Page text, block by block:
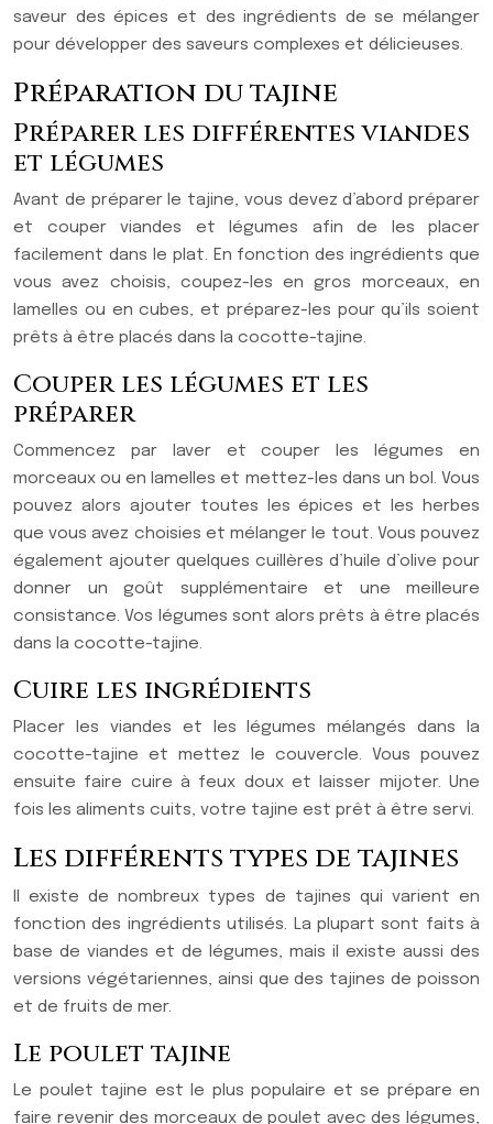
saveur des épices et des ingrédients de se mélanger
pour développer des saveurs complexes et délicieuses.
Préparation du tajine
Préparer les différentes viandes
et légumes
Avant de préparer le tajine, vous devez d’abord préparer
et couper viandes et légumes afin de les placer
facilement dans le plat. En fonction des ingrédients que
vous avez choisis, coupez-les en gros morceaux, en
lamelles ou en cubes, et préparez-les pour qu’ils soient
prêts à être placés dans la cocotte-tajine.
Couper les légumes et les
préparer
Commencez par laver et couper les légumes en
morceaux ou en lamelles et mettez-les dans un bol. Vous
pouvez alors ajouter toutes les épices et les herbes
que vous avez choisies et mélanger le tout. Vous pouvez
également ajouter quelques cuillères d’huile d’olive pour
donner un goût supplémentaire et une meilleure
consistance. Vos légumes sont alors prêts à être placés
dans la cocotte-tajine.
Cuire les ingrédients
Placer les viandes et les légumes mélangés dans la
cocotte-tajine et mettez le couvercle. Vous pouvez
ensuite faire cuire à feux doux et laisser mijoter. Une
fois les aliments cuits, votre tajine est prêt à être servi.
Les différents types de tajines
Il existe de nombreux types de tajines qui varient en
fonction des ingrédients utilisés. La plupart sont faits à
base de viandes et de légumes, mais il existe aussi des
versions végétariennes, ainsi que des tajines de poisson
et de fruits de mer.
Le poulet tajine
Le poulet tajine est le plus populaire et se prépare en
faire revenir des morceaux de poulet avec des légumes,